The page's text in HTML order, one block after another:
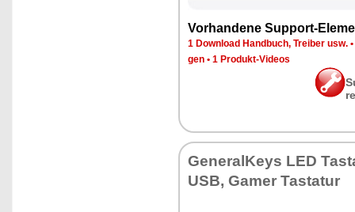
Vor­han­de­ne Sup­port-
1 Down­load Hand­buch, Trei­ber usw. •
gen • 1 Pro­dukt-Vi­de­os
Ge­ne­ral­Keys LED
USB, Ga­mer Tas­ta­tur